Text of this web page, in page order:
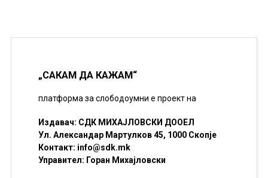
„САКАМ ДА КАЖАМ“
платформа за слободоумни е проект на
Издавач: СДК МИХАЈЛОВСКИ ДООЕЛ
Ул. Александар Мартулков 45, 1000 Скопје
Контакт: info@sdk.mk
Управител: Горан Михајловски